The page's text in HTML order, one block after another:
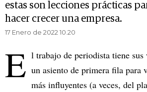
estas son lecciones prácticas
hacer crecer una empresa.
17 Enero de 2022 10.20
E l trabajo de periodista tiene sus
un asiento de primera fila para
más influyentes (a veces, del